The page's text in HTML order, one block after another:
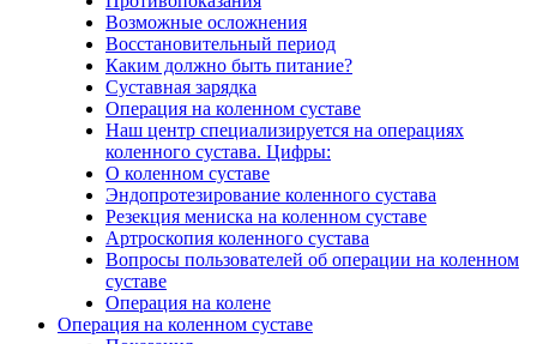
Возможные осложнения
Восстановительный период
Каким должно быть питание?
Суставная зарядка
Операция на коленном суставе
Наш центр специализируется на операциях
коленного сустава. Цифры:
О коленном суставе
Эндопротезирование коленного сустава
Резекция мениска на коленном суставе
Артроскопия коленного сустава
Вопросы пользователей об операции на коленном
суставе
Операция на колене
Операция на коленном суставе